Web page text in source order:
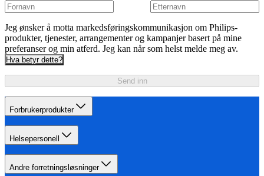
Jeg ønsker å motta markedsføringskommunikasjon om Philips-
produkter, tjenester, arrangementer og kampanjer basert på mine
preferanser og min atferd. Jeg kan når som helst melde meg av.
Hva betyr dette?
Send inn
Forbrukerprodukter
Helsepersonell
Andre forretningsløsninger